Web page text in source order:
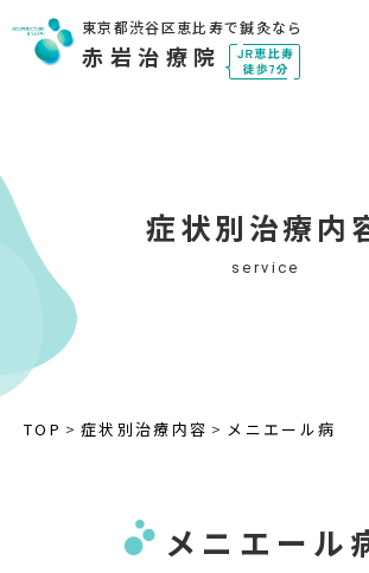
東京都渋谷区恵比寿で鍼灸なら
赤岩治療院
症状別治療内
service
TOP 症状別治療内容 メニエール病
メニエール